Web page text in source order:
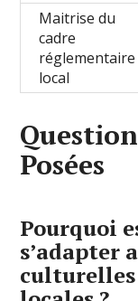
Maitrise du
cadre
réglementaire
local
Posées
Pourquoi
s’adapter
culturelles